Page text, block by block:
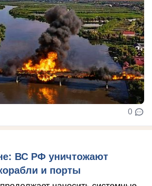
0
ВС РФ уничтожают
и порты